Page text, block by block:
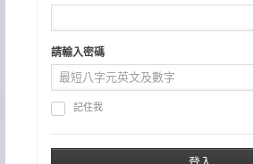
請輸入密碼
記住我